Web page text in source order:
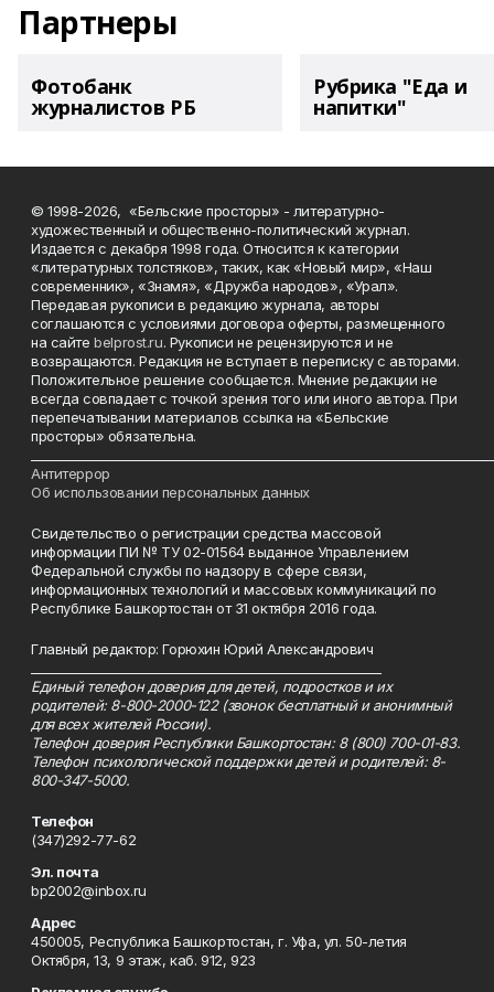
Партнеры
Фотобанк
журналистов РБ
Рубрика "Еда и
напитки"
© 1998-2026, «Бельские просторы» - литературно-
художественный и общественно-политический журнал.
Издается с декабря 1998 года. Относится к категории
«литературных толстяков», таких, как «Новый мир», «Наш
современник», «Знамя», «Дружба народов», «Урал».
Передавая рукописи в редакцию журнала, авторы
соглашаются с условиями договора оферты, размещенного
на сайтеbelprost.ru. Рукописи не рецензируются и не
возвращаются. Редакция не вступает в переписку с авторами.
Положительное решение сообщается. Мнение редакции не
всегда совпадает с точкой зрения того или иного автора. При
перепечатывании материалов ссылка на «Бельские
просторы» обязательна.
Антитеррор
Об использовании персональных данных
Свидетельство о регистрации средства массовой
информации ПИ № ТУ 02-01564 выданное Управлением
Федеральной службы по надзору в сфере связи,
информационных технологий и массовых коммуникаций по
Республике Башкортостан от 31 октября 2016 года.
Главный редактор: Горюхин Юрий Александрович
Единый телефон доверия для детей, подростков и их
родителей: 8-800-2000-122 (звонок бесплатный и анонимный
для всех жителей России).
Телефон доверия Республики Башкортостан: 8 (800) 700-01-83.
Телефон психологической поддержки детей и родителей: 8-
800-347-5000.
Телефон
(347)292-77-62
Эл. почта
bp2002@inbox.ru
Адрес
450005, Республика Башкортостан, г. Уфа, ул. 50-летия
Октября, 13, 9 этаж, каб. 912, 923